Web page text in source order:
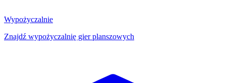
Wypożyczalnie
Znajdź wypożyczalnię gier planszowych